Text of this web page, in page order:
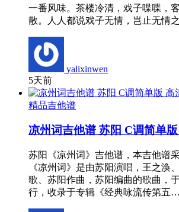
一番风味。茶楼冷清，戏子喋喋，
散。人人都说戏子无情，岂止无情
yalixinwen
5天前
精品吉他谱
凉州词吉他谱 苏阳 C调简单
苏阳《凉州词》吉他谱，本吉他谱
《凉州词》是由苏阳演唱，王之涣
歌、苏阳作曲，苏阳编曲的歌曲，
行，收录于专辑《经典咏流传第五…